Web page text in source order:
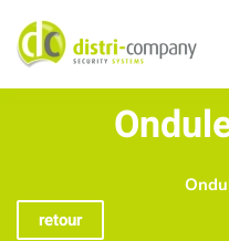
Skip to main content
retour